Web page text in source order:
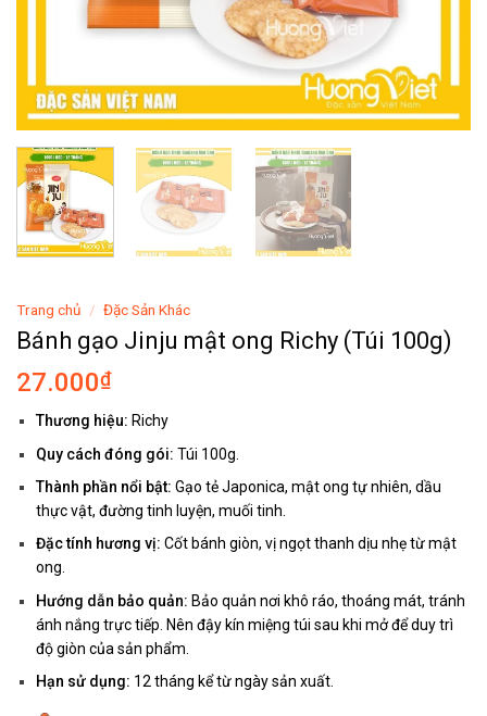
Trang chủ / Đặc Sản Khác
Bánh gạo Jinju mật ong Richy (Túi 100g)
27.000₫
Thương hiệu: Richy
Quy cách đóng gói: Túi 100g.
Thành phần nổi bật: Gạo tẻ Japonica, mật ong tự nhiên, dầu
thực vật, đường tinh luyện, muối tinh.
Đặc tính hương vị: Cốt bánh giòn, vị ngọt thanh dịu nhẹ từ mật
ong.
Hướng dẫn bảo quản: Bảo quản nơi khô ráo, thoáng mát, tránh
ánh nắng trực tiếp. Nên đậy kín miệng túi sau khi mở để duy trì
độ giòn của sản phẩm.
Hạn sử dụng: 12 tháng kể từ ngày sản xuất.